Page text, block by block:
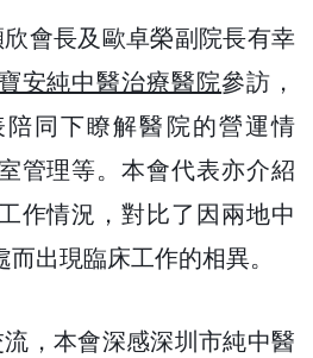
會長及歐卓榮副院長有幸
安純中醫治療醫院參訪，
同下瞭解醫院的營運情
管理等。本會代表亦介紹
作情況，對比了因兩地中
出現臨床工作的相異。
，本會深感深圳市純中醫